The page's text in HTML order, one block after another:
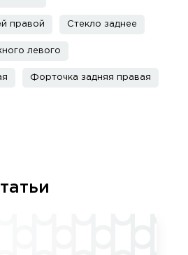
правой Стекло заднее
левого
Форточка задняя правая